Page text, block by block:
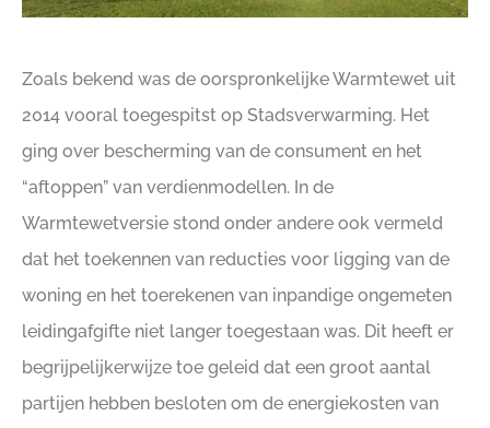
Zoals bekend was de oorspronkelijke Warmtewet uit
2014 vooral toegespitst op Stadsverwarming. Het
ging over bescherming van de consument en het
“aftoppen” van verdienmodellen. In de
Warmtewetversie stond onder andere ook vermeld
dat het toekennen van reducties voor ligging van de
woning en het toerekenen van inpandige ongemeten
leidingafgifte niet langer toegestaan was. Dit heeft er
begrijpelijkerwijze toe geleid dat een groot aantal
partijen hebben besloten om de energiekosten van